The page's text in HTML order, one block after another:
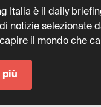
Italia è il daily
notizie selezionate
il mondo che
più